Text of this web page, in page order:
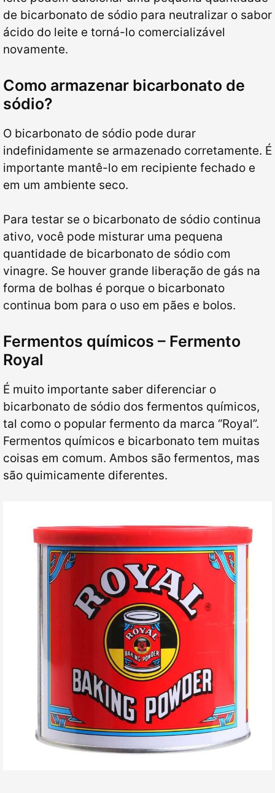
de bicarbonato de sódio para neutralizar o sabor
ácido do leite e torná-lo comercializável
novamente.
Como armazenar bicarbonato de
sódio?
O bicarbonato de sódio pode durar
indefinidamente se armazenado corretamente. É
importante mantê-lo em recipiente fechado e
em um ambiente seco.
Para testar se o bicarbonato de sódio continua
ativo, você pode misturar uma pequena
quantidade de bicarbonato de sódio com
vinagre. Se houver grande liberação de gás na
forma de bolhas é porque o bicarbonato
continua bom para o uso em pães e bolos.
Fermentos químicos – Fermento
Royal
É muito importante saber diferenciar o
bicarbonato de sódio dos fermentos químicos,
tal como o popular fermento da marca “Royal”.
Fermentos químicos e bicarbonato tem muitas
coisas em comum. Ambos são fermentos, mas
são quimicamente diferentes.